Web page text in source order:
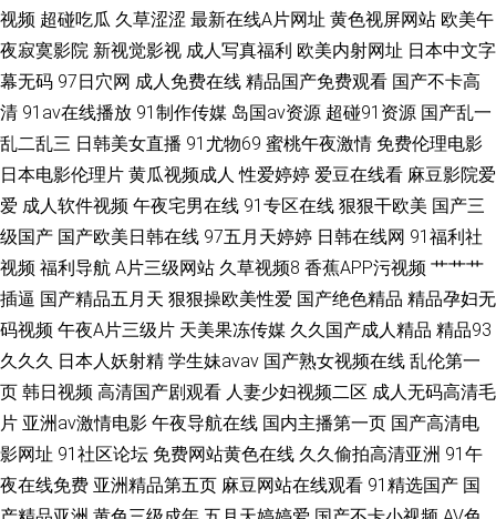
视频 超碰吃瓜 久草涩涩 最新在线A片网址 黄色视屏网站 欧美午
夜寂寞影院 新视觉影视 成人写真福利 欧美内射网址 日本中文字
幕无码 97日穴网 成人免费在线 精品国产免费观看 国产不卡高
清 91av在线播放 91制作传媒 岛国av资源 超碰91资源 国产乱一
乱二乱三 日韩美女直播 91尤物69 蜜桃午夜激情 免费伦理电影
日本电影伦理片 黄瓜视频成人 性爱婷婷 爱豆在线看 麻豆影院爱
爱 成人软件视频 午夜宅男在线 91专区在线 狠狠干欧美 国产三
级国产 国产欧美日韩在线 97五月天婷婷 日韩在线网 91福利社
视频 福利导航 A片三级网站 久草视频8 香蕉APP污视频 艹艹艹
插逼 国产精品五月天 狠狠操欧美性爱 国产绝色精品 精品孕妇无
码视频 午夜A片三级片 天美果冻传媒 久久国产成人精品 精品93
久久久 日本人妖射精 学生妹avav 国产熟女视频在线 乱伦第一
页 韩日视频 高清国产剧观看 人妻少妇视频二区 成人无码高清毛
片 亚洲av激情电影 午夜导航在线 国内主播第一页 国产高清电
影网址 91社区论坛 免费网站黄色在线 久久偷拍高清亚洲 91午
夜在线免费 亚洲精品第五页 麻豆网站在线观看 91精选国产 国